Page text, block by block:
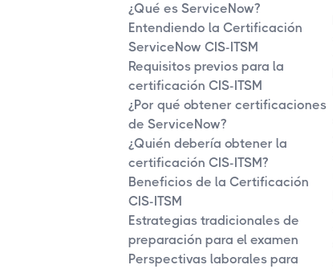
¿Qué es ServiceNow?
Entendiendo la Certificación
ServiceNow CIS-ITSM
Requisitos previos para la
certificación CIS-ITSM
¿Por qué obtener certificaciones
de ServiceNow?
¿Quién debería obtener la
certificación CIS-ITSM?
Beneficios de la Certificación
CIS-ITSM
Estrategias tradicionales de
preparación para el examen
Perspectivas laborales para